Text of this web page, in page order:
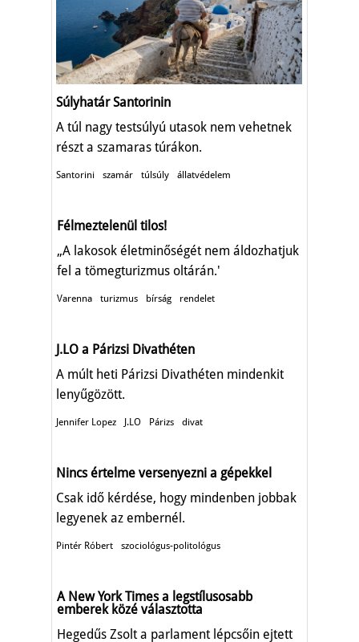
Súlyhatár Santorinin
A túl nagy testsúlyú utasok nem vehetnek
részt a szamaras túrákon.
Santorini szamár túlsúly állatvédelem
Félmeztelenül tilos!
„A lakosok életminőségét nem áldozhatjuk
fel a tömegturizmus oltárán.'
Varenna turizmus bírság rendelet
J.LO a Párizsi Divathéten
A múlt heti Párizsi Divathéten mindenkit
lenyűgözött.
Jennifer Lopez J.LO Párizs divat
Nincs értelme versenyezni a gépekkel
Csak idő kérdése, hogy mindenben jobbak
legyenek az embernél.
Pintér Róbert szociológus-politológus
A New York Times a legstílusosabb
emberek közé választotta
Hegedűs Zsolt a parlament lépcsőin ejtett